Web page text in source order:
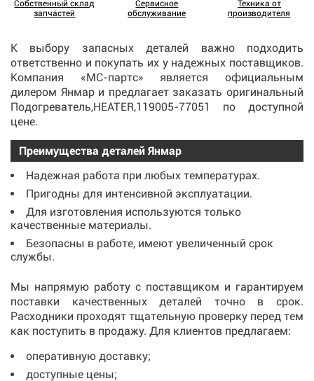
Собственный склад
запчастей
Сервисное
обслуживание
Техника от
производителя
К выбору запасных деталей важно подходить
ответственно и покупать их у надежных поставщиков.
Компания «МС-партс» является официальным
дилером Янмар и предлагает заказатьоригинальный
Подогреватель,HEATER,119005-77051 по доступной
цене.
Преимущества деталей Янмар
Надежная работа при любых температурах.
Пригодны для интенсивной эксплуатации.
Для изготовления используются только
качественные материалы.
Безопасны в работе, имеют увеличенный срок
службы.
Мы напрямую работу с поставщиком и гарантируем
поставки качественных деталей точно в срок.
Расходники проходят тщательную проверку перед тем
как поступить в продажу. Для клиентов предлагаем:
оперативную доставку;
доступные цены;